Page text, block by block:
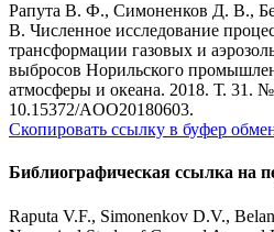
Рапута В. Ф., Симоненков Д. В.,
В. Численное исследование
трансформации газовых и
выбросов Норильского
атмосферы и океана. 2018. Т. 31.
10.15372/AOO20180603.
Скопировать ссылку в буфер
Библиографическая ссылка на
Raputa V.F., Simonenkov D.V.,